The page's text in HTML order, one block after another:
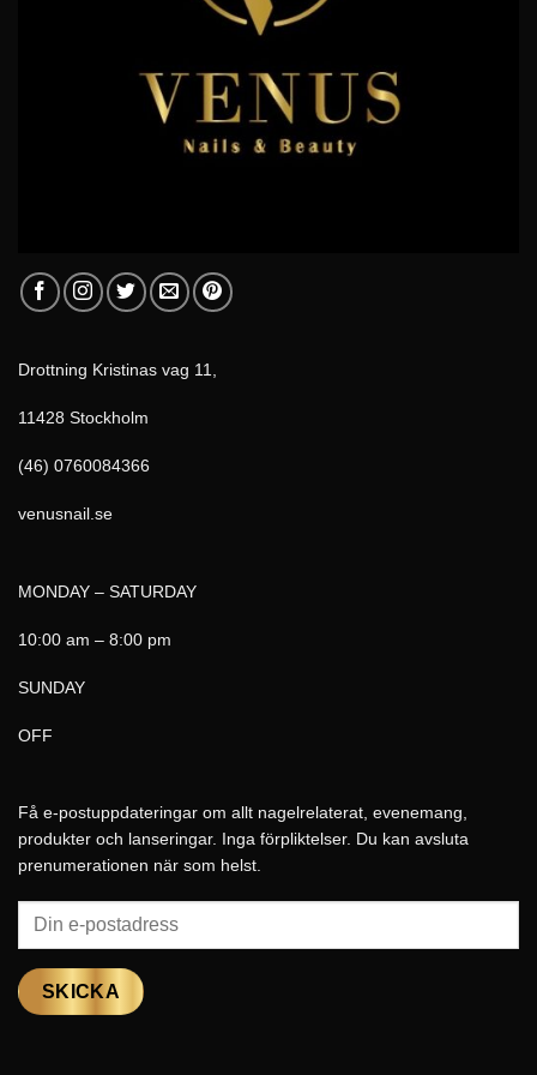
Drottning Kristinas vag 11,
11428 Stockholm
(46) 0760084366
venusnail.se
MONDAY – SATURDAY
10:00 am – 8:00 pm
SUNDAY
OFF
Få e-postuppdateringar om allt nagelrelaterat, evenemang,
produkter och lanseringar. Inga förpliktelser. Du kan avsluta
prenumerationen när som helst.